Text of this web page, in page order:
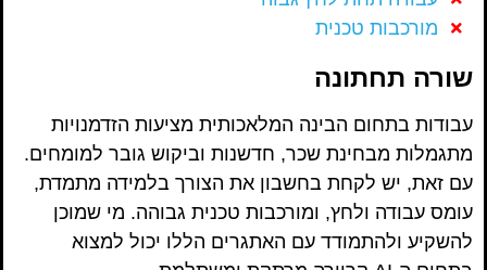
מורכבות טכנית
שורה תחתונה
עבודות בתחום הבינה המלאכותית מציעות הזדמנויות
מתגמלות מבחינת שכר, חדשנות וביקוש גובר למומחים.
עם זאת, יש לקחת בחשבון את הצורך בלמידה מתמדת,
עומס עבודה ולחץ, ומורכבות טכנית גבוהה. מי שמוכן
להשקיע ולהתמודד עם האתגרים הללו יכול למצוא